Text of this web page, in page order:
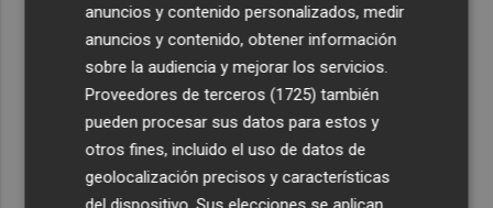
anuncios y contenido personalizados, medir
anuncios y contenido, obtener información
sobre la audiencia y mejorar los servicios.
Proveedores de terceros (1725) también
pueden procesar sus datos para estos y
otros fines, incluido el uso de datos de
geolocalización precisos y características